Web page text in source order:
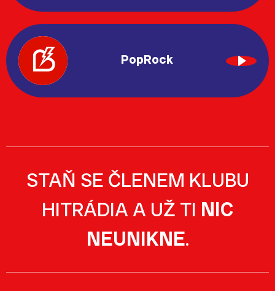
PopRock
STAŇ SE ČLENEM KLUBU
HITRÁDIA A UŽ TI NIC
NEUNIKNE.